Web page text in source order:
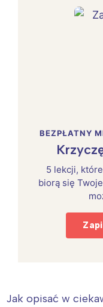
BEZPŁATNY
5 lekcji,
biorą się
Jak opisać w